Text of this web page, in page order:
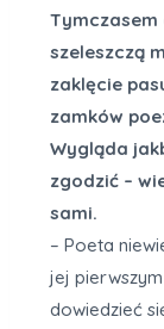
Tymczasem
szeleszczą
zaklęcie
zamków
Wygląda
zgodzić –
sami.
– Poeta
jej
dowiedzieć